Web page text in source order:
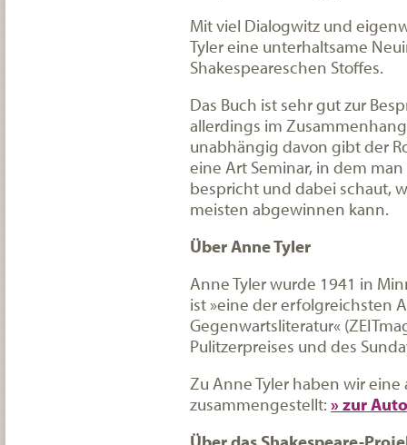
Mit viel Dialogwitz und
Tyler eine unterhaltsame
Shakespeareschen Stoffes.
Das Buch ist sehr gut zur
allerdings im
unabhängig davon gibt der
eine Art Seminar, in dem
bespricht und dabei schaut,
meisten abgewinnen kann.
Über Anne Tyler
Anne Tyler wurde 1941 in
ist »eine der erfolgreichsten
Gegenwartsliteratur«
Pulitzerpreises und des
Zu Anne Tyler haben wir
zusammengestellt: » zur